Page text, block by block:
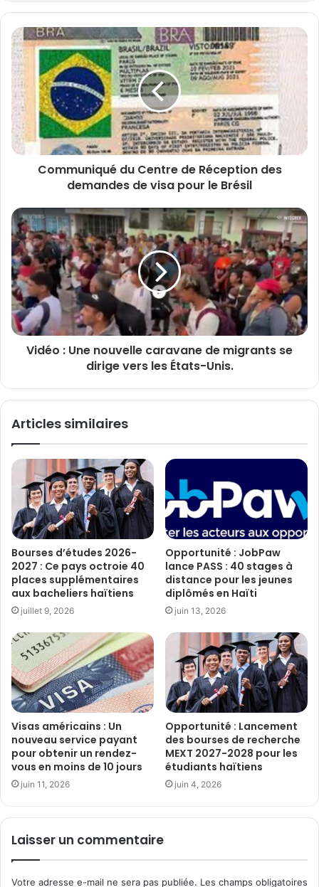
Communiqué du Centre de Réception des
demandes de visa pour le Brésil
Vidéo : Une nouvelle caravane de migrants se
dirige vers les États-Unis.
Articles similaires
Bourses d’études 2026-
2027 : Ce pays octroie 40
places supplémentaires
aux bacheliers haïtiens
juillet 9, 2026
Opportunité : JobPaw
lance PASS : 40 stages à
distance pour les jeunes
diplômés en Haïti
juin 13, 2026
Visas américains : Un
nouveau service payant
pour obtenir un rendez-
vous en moins de 10 jours
juin 11, 2026
Opportunité : Lancement
des bourses de recherche
MEXT 2027-2028 pour les
étudiants haïtiens
juin 4, 2026
Laisser un commentaire
Votre adresse e-mail ne sera pas publiée. Les champs obligatoires